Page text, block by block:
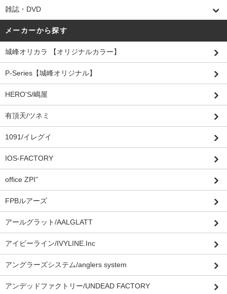
雑誌・DVD
メーカーから探す
城峰オリカラ 【オリジナルカラー】
P-Series【城峰オリジナル】
HERO'S/嶋屋
有頂天/ツネミ
1091/イレグイ
IOS-FACTORY
office ZPI”
FPBルアーズ
アールグラット/AALGLATT
アイビーライン/IVYLINE.Inc
アングラーズシステム/anglers system
アンデッドファクトリー/UNDEAD FACTORY